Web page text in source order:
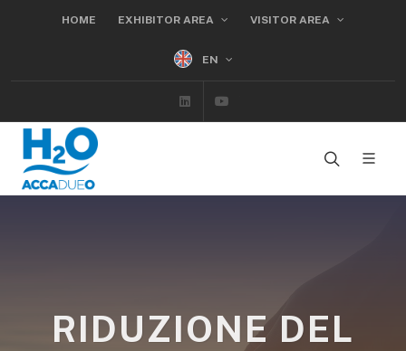
HOME EXHIBITOR AREA VISITOR AREA
EN
Linkedin
RIDUZIONE DEL